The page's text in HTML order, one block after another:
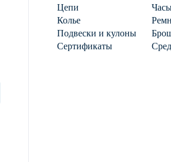
Цепи
Колье
Подвески и кулоны
Сертификаты